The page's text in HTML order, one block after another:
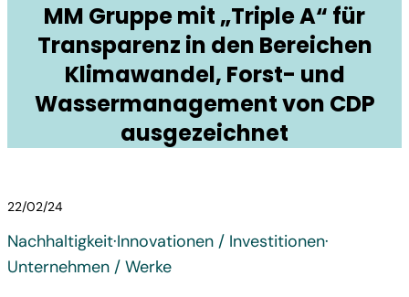
MM Gruppe mit „Triple A“ für
Transparenz in den Bereichen
Klimawandel, Forst- und
Wassermanagement von CDP
ausgezeichnet
Nachhaltigkeit·Innovationen / Investitionen·
Unternehmen / Werke
22/02/24